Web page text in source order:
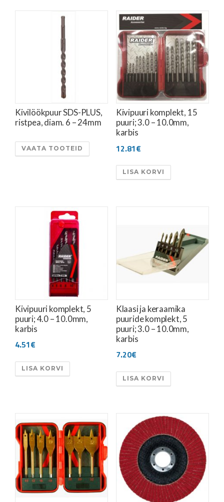
Kivilöökpuur SDS-PLUS,
ristpea, diam. 6 – 24mm
VAATA TOOTEID
Kivipuuri komplekt, 15
puuri; 3.0 – 10.0mm,
karbis
12.81€
LISA KORVI
Kivipuuri komplekt, 5
puuri; 4.0 – 10.0mm,
karbis
4.51€
LISA KORVI
Klaasi ja keraamika
puuride komplekt, 5
puuri; 3.0 – 10.0mm,
karbis
7.20€
LISA KORVI